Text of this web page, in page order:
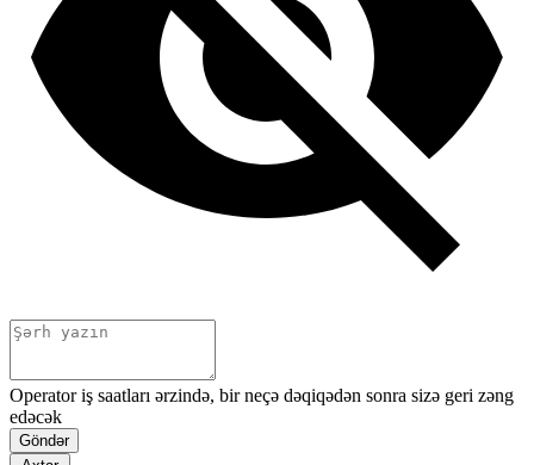
Operator iş saatları ərzində, bir neçə dəqiqədən sonra sizə geri zəng
edəcək
Göndər